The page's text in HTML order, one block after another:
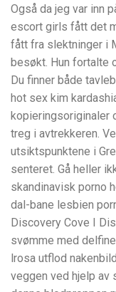
Også da jeg var inn
escort girls fått det
fått fra slektninger i
besøkt. Hun fortalte
Du finner både
hot sex kim
kopieringsoriginaler
treg i avtrekkeren.
utsiktspunktene i
senteret. Gå heller
skandinavisk porno
dal-bane lesbien
Discovery Cove I
svømme med
lrosa utflod
veggen ved hjelp av